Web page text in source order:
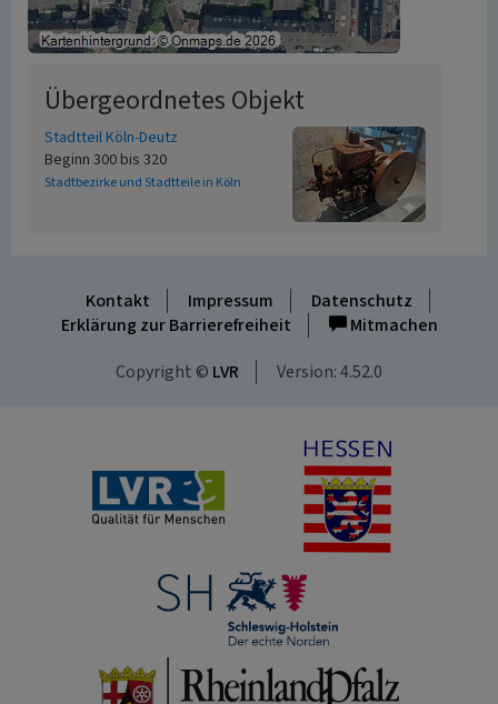
Übergeordnetes Objekt
Stadtteil Köln-Deutz
Beginn 300 bis 320
Stadtbezirke und Stadtteile in Köln
Kontakt Impressum
Datenschutz
Erklärung zur Barrierefreiheit
Mitmachen
Copyright © LVR Version: 4.52.0